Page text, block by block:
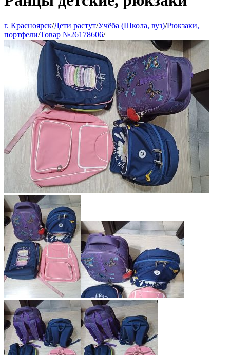
г. Красноярск/Дети растут/Учёба (Школа, вуз)/Рюкзаки,
портфели/Товар №26178606/